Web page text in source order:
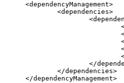
<dependencyManagement>
<dependencies>
<
</
</dependencies>
</dependencyManagement>